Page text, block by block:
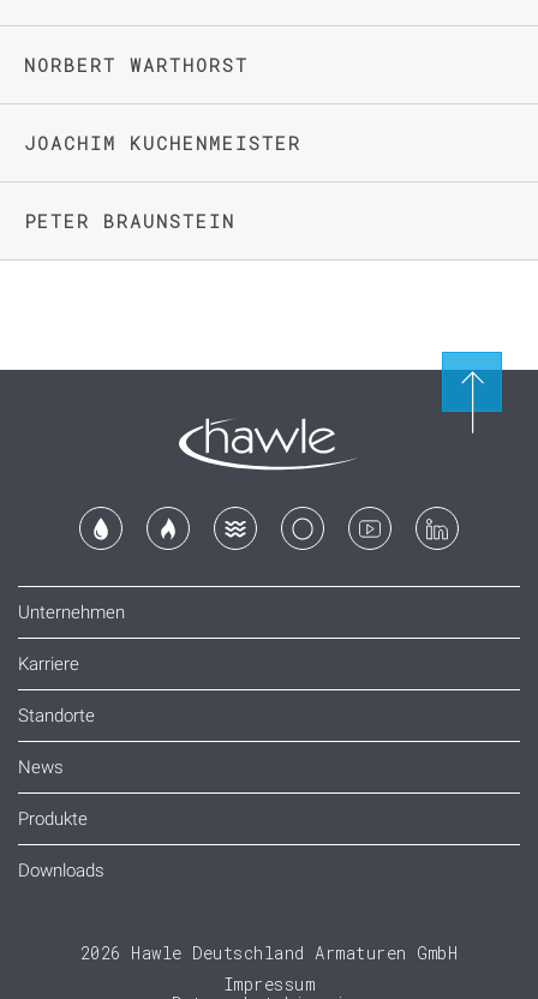
NORBERT WARTHORST
JOACHIM KUCHENMEISTER
PETER BRAUNSTEIN
Unternehmen
Karriere
Standorte
News
Produkte
Downloads
2026 Hawle Deutschland Armaturen GmbH
Impressum